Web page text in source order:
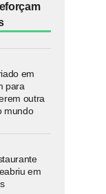
em
para
outra
mundo
em